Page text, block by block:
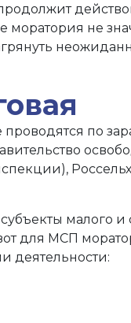
не
по
для МСП
деятельности: